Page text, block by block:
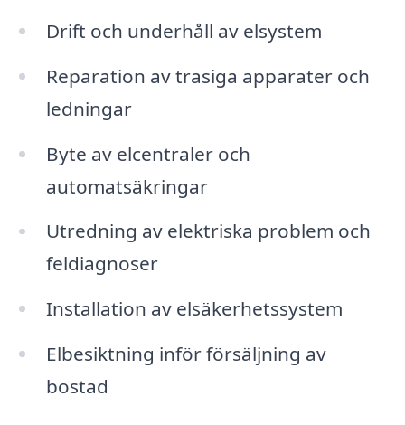
Drift och underhåll av elsystem
Reparation av trasiga apparater och
ledningar
Byte av elcentraler och
automatsäkringar
Utredning av elektriska problem och
feldiagnoser
Installation av elsäkerhetssystem
Elbesiktning inför försäljning av
bostad